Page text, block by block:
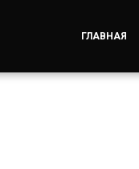
ГЛАВНАЯ